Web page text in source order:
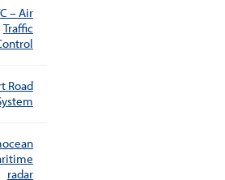
– Air
Traffic
Road
radar